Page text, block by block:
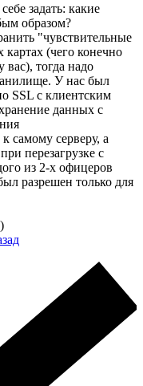
задать: какие
образом?
"чувствительные
(чего конечно
тогда надо
У нас был
SSL с клиентским
данных с
самому серверу, а
перезагрузке с
из 2-х офицеров
разрешен только для